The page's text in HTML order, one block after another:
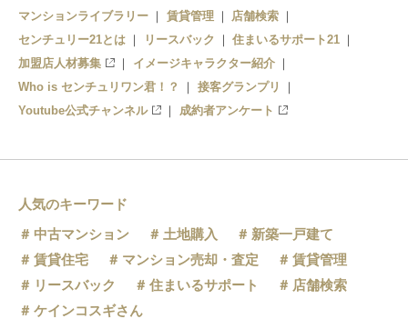
マンションライブラリー
賃貸管理
店舗検索
センチュリー21とは
リースバック
住まいるサポート21
加盟店人材募集
イメージキャラクター紹介
Who is センチュリワン君！？
接客グランプリ
Youtube公式チャンネル
成約者アンケート
人気のキーワード
中古マンション
土地購入
新築一戸建て
賃貸住宅
マンション売却・査定
賃貸管理
リースバック
住まいるサポート
店舗検索
ケインコスギさん